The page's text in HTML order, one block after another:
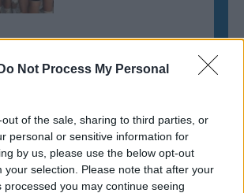
Do Not Process My Personal
of the sale, sharing to third parties, or
personal or sensitive information for
by us, please use the below opt-out
your selection. Please note that after your
processed you may continue seeing